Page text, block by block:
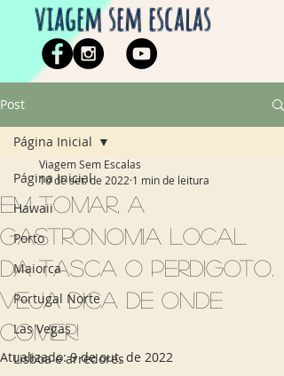
viagem sem escalas
Post
Página Inicial
Hawaii
Porto
Maiorca
Portugal Norte
Las Vegas
Lisboa e arredores
Página Inicial
Em Tomar, a
gastronomia local
da Tasca O Perdigoto.
Veja dica de onde
comer!
Viagem Sem Escalas
10 de set. de 2022 1 min de leitura
Atualizado:9 de out. de 2022